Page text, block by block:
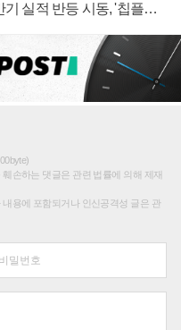
기 실적 반등 시동, '칩플레
손하는 댓글은 관련 법률에 의해 제재
용에 포함되거나 인신공격성 글은 관